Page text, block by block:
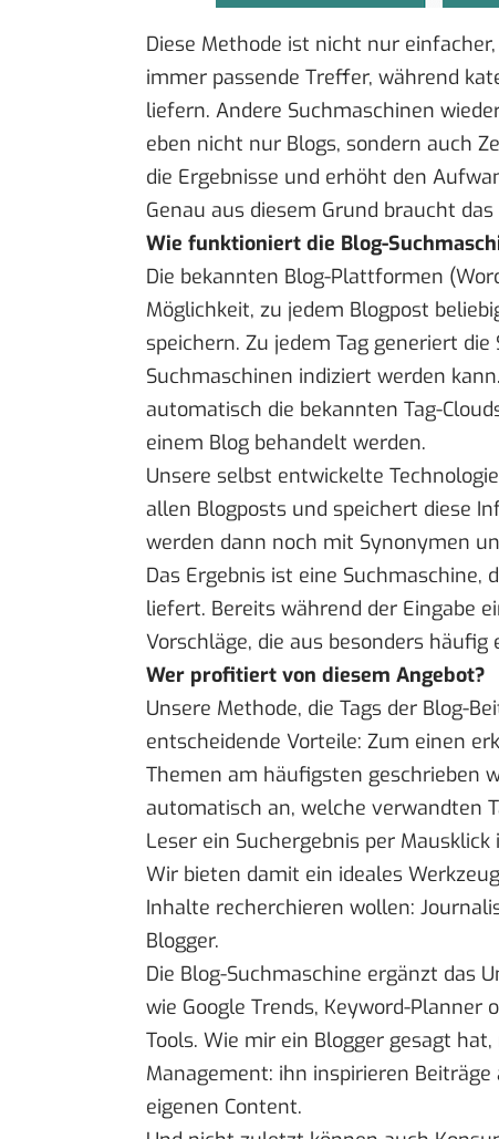
Diese Methode ist nicht nur
immer passende Treffer, während
liefern. Andere Suchmaschinen
eben nicht nur Blogs, sondern auch
die Ergebnisse und erhöht den
Genau aus diesem Grund braucht
Wie funktioniert die Blog-
Die bekannten Blog-Plattformen
Möglichkeit, zu jedem Blogpost
speichern. Zu jedem Tag generiert
Suchmaschinen indiziert werden
automatisch die bekannten Tag-
einem Blog behandelt werden.
Unsere selbst entwickelte
allen Blogposts und speichert diese
werden dann noch mit Synonymen
Das Ergebnis ist eine Suchmaschine,
liefert. Bereits während der Eingabe
Vorschläge, die aus besonders
Wer profitiert von diesem Angebot?
Unsere Methode, die Tags der Blog-
entscheidende Vorteile: Zum einen
Themen am häufigsten geschrieben
automatisch an, welche verwandten
Leser ein Suchergebnis per
Wir bieten damit ein ideales
Inhalte recherchieren wollen:
Blogger.
Die Blog-Suchmaschine ergänzt das
wie Google Trends, Keyword-Planner
Tools. Wie mir ein Blogger gesagt
Management: ihn inspirieren
eigenen Content.